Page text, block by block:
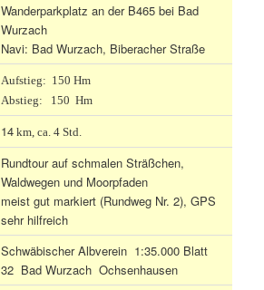
Wanderparkplatz an der B465 bei Bad
Wurzach
Navi: Bad Wurzach, Biberacher Straße
Aufstieg: 150 Hm
Abstieg: 150 Hm
14 km, ca. 4 Std.
Rundtour auf schmalen Sträßchen,
Waldwegen und Moorpfaden
meist gut markiert (Rundweg Nr. 2), GPS
sehr hilfreich
Schwäbischer Albverein 1:35.000 Blatt
32 Bad Wurzach Ochsenhausen